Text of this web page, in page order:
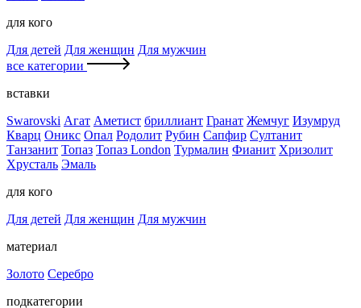
для кого
Для детей Для женщин Для мужчин
все категории
вставки
Swarovski Агат Аметист бриллиант Гранат Жемчуг Изумруд
Кварц Оникс Опал Родолит Рубин Сапфир Султанит
Танзанит Топаз Топаз London Турмалин Фианит Хризолит
Хрусталь Эмаль
для кого
Для детей Для женщин Для мужчин
материал
Золото Серебро
подкатегории